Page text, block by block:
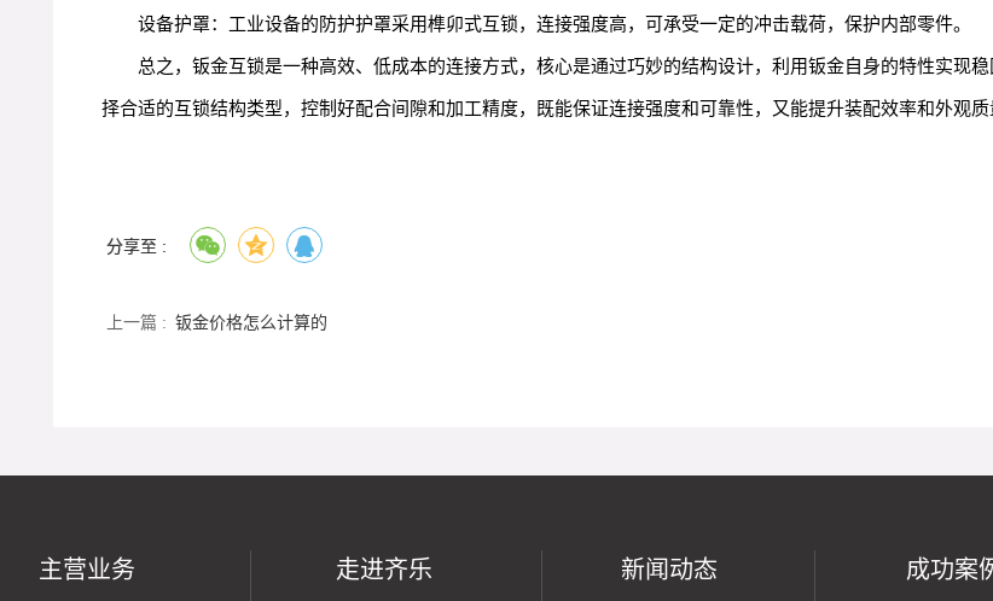
设备护罩：工业设备的防护护罩采用榫卯式互锁，连接强度高，可承受一定的冲击载荷，保护内部零件。
总之，钣金互锁是一种高效、低成本的连接方式，核心是通过巧妙的结构设计，利用钣金自身的特性实现
择合适的互锁结构类型，控制好配合间隙和加工精度，既能保证连接强度和可靠性，又能提升装配效率和外观质
分享至 :
上一篇 : 钣金价格怎么计算的
主营业务 走进齐乐 新闻动态 成功案